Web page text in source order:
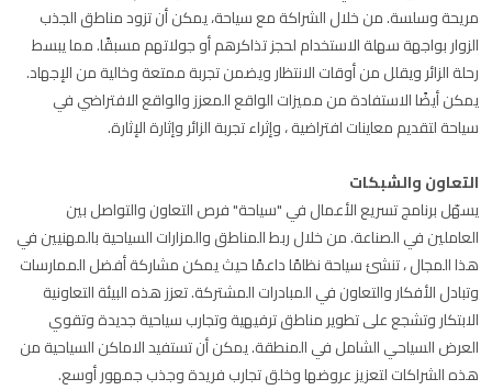
مريحة وسلسة. من خلال الشراكة مع سياحة، يمكن أن تزود مناطق الجذب
الزوار بواجهة سهلة الاستخدام لحجز تذاكرهم أو جولاتهم مسبقًا. مما يبسط
رحلة الزائر ويقلل من أوقات الانتظار ويضمن تجربة ممتعة وخالية من الإجهاد.
يمكن أيضًا الاستفادة من مميزات الواقع المعزز والواقع الافتراضي في
سياحة لتقديم معاينات افتراضية ، وإثراء تجربة الزائر وإثارة الإثارة.
التعاون والشبكات
يسهّل برنامج تسريع الأعمال في "سياحة" فرص التعاون والتواصل بين
العاملين في الصناعة. من خلال ربط المناطق والمزارات السياحية بالمهنيين في
هذا المجال ، تنشئ سياحة نظامًا داعمًا حيث يمكن مشاركة أفضل الممارسات
وتبادل الأفكار والتعاون في المبادرات المشتركة. تعزز هذه البيئة التعاونية
الابتكار وتشجع على تطوير مناطق ترفيهية وتجارب سياحية جديدة وتقوي
العرض السياحي الشامل في المنطقة. يمكن أن تستفيد الاماكن السياحية من
هذه الشراكات لتعزيز عروضها وخلق تجارب فريدة وجذب جمهور أوسع.